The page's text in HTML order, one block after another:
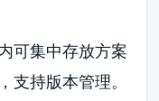
可集中存放方案
支持版本管理。